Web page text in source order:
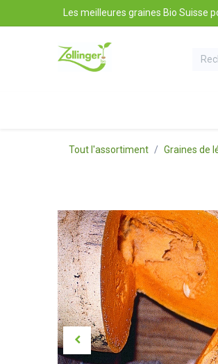
Se rendre au contenuLes meilleures graines Bio Suisse
Tout l'assortiment Graines de